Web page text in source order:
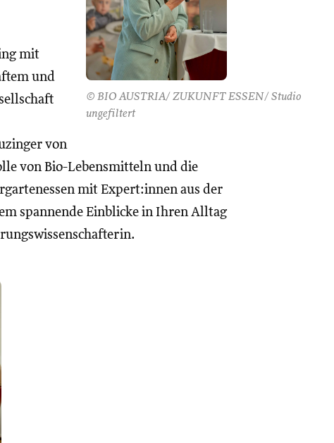
© BIO AUSTRIA/ ZUKUNFT ESSEN/ Studio
ungefiltert
mit
und
von
von Bio-Lebensmitteln und die
mit Expert:innen aus der
spannende Einblicke in Ihren Alltag